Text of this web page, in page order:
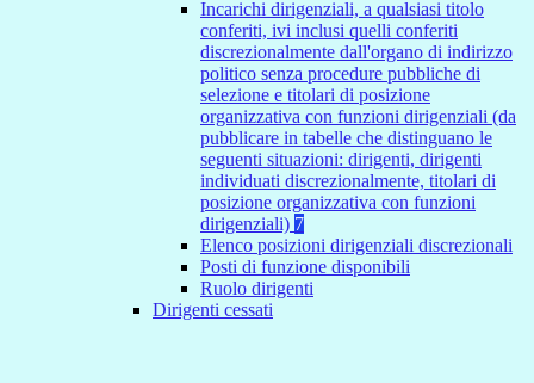
Incarichi dirigenziali, a qualsiasi titolo
conferiti, ivi inclusi quelli conferiti
discrezionalmente dall'organo di indirizzo
politico senza procedure pubbliche di
selezione e titolari di posizione
organizzativa con funzioni dirigenziali (da
pubblicare in tabelle che distinguano le
seguenti situazioni: dirigenti, dirigenti
individuati discrezionalmente, titolari di
posizione organizzativa con funzioni
dirigenziali) 7
Elenco posizioni dirigenziali discrezionali
Posti di funzione disponibili
Ruolo dirigenti
Dirigenti cessati